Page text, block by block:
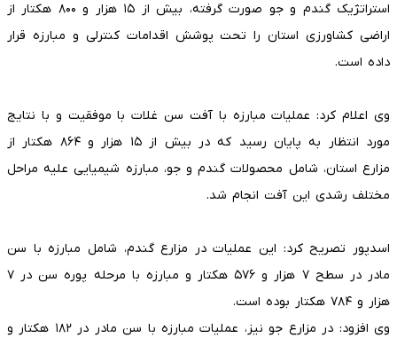
استراتژیک گندم و جو صورت گرفته، بیش از ۱۵ هزار و ۸۰۰ هکتار از
اراضی کشاورزی استان را تحت پوشش اقدامات کنترلی و مبارزه قرار
داده است.
وی اعلام کرد: عملیات مبارزه با آفت سن غلات با موفقیت و با نتایج
مورد انتظار به پایان رسید که در بیش از ۱۵ هزار و ۸۶۴ هکتار از
مزارع استان، شامل محصولات گندم و جو، مبارزه شیمیایی علیه مراحل
مختلف رشدی این آفت انجام شد.
اسدپور تصریح کرد: این عملیات در مزارع گندم، شامل مبارزه با سن
مادر در سطح ۷ هزار و ۵۷۶ هکتار و مبارزه با مرحله پوره سن در ۷
هزار و ۷۸۴ هکتار بوده است.
وی افزود: در مزارع جو نیز، عملیات مبارزه با سن مادر در ۱۸۲ هکتار و